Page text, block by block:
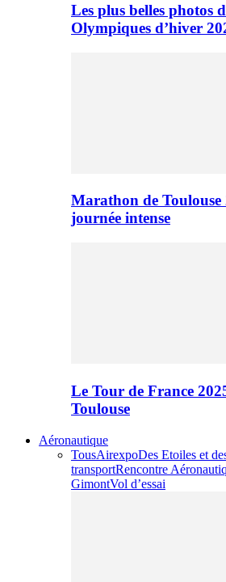
Les plus belles photos
Olympiques d’hiver
Marathon de Toulouse
journée intense
Le Tour de France
Toulouse
Aéronautique
TousAirexpoDes Etoiles et
transportRencontre
GimontVol d’essai